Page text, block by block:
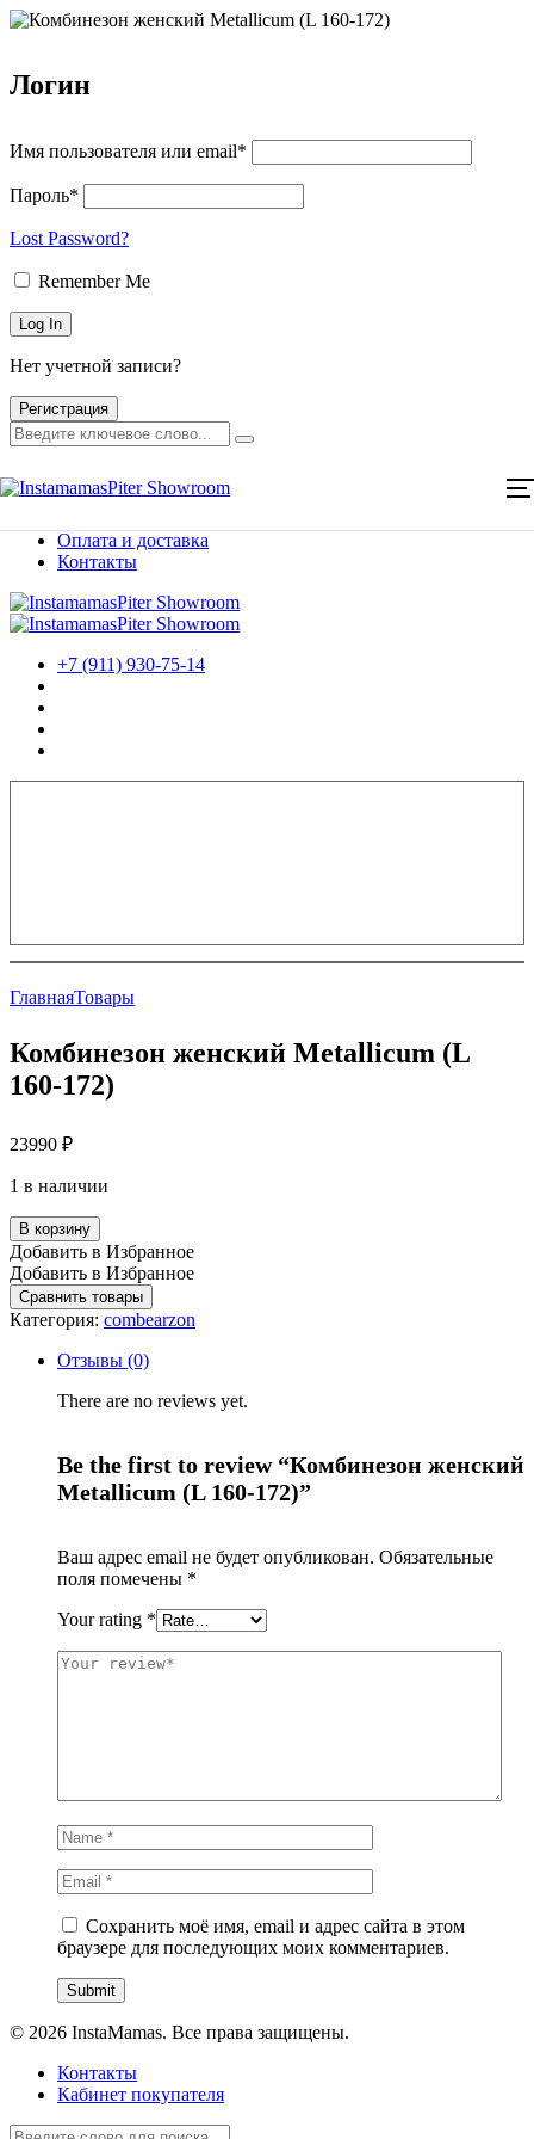
Логин
Имя пользователя или email*
Пароль*
Lost Password?
Remember Me
Нет учетной записи?
Регистрация
Оплата и доставка
Каталог товаров
Оплата и доставка
Контакты
+7 (911) 930-75-14
ГлавнаяТовары
Комбинезон женский Metallicum (L
160-172)
23990 ₽
1 в наличии
В корзину
Добавить в Избранное
Добавить в Избранное
Сравнить товары
Категория: combearzon
Отзывы (0)
There are no reviews yet.
Be the first to review “Комбинезон женский
Metallicum (L 160-172)”
Ваш адрес email не будет опубликован. Обязательные
поля помечены *
Your rating *
Сохранить моё имя, email и адрес сайта в этом
браузере для последующих моих комментариев.
© 2026 InstaMamas. Все права защищены.
Контакты
Кабинет покупателя